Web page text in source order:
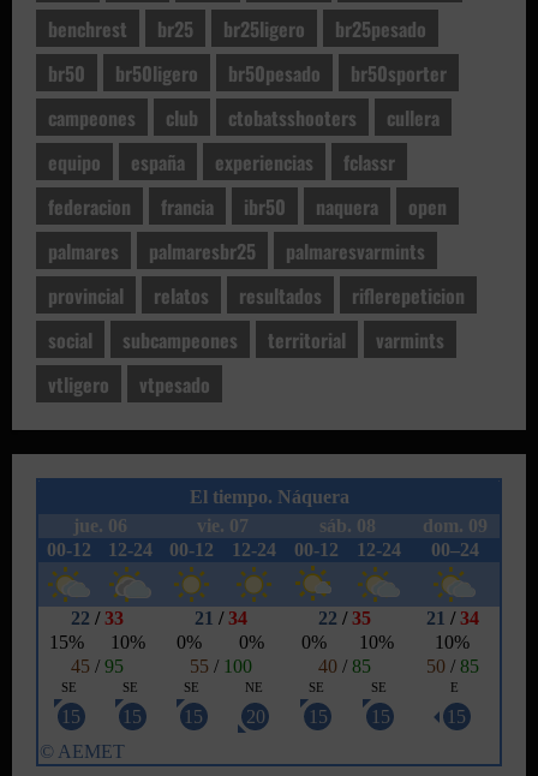
benchrest
br25 br25ligero
br25pesado
br50
br50ligero br50pesado
br50sporter
campeones
club ctobatsshooters
cullera
equipo
españa experiencias
fclassr
federacion
francia ibr50 naquera
open
palmares
palmaresbr25
palmaresvarmints
provincial
relatos resultados
riflerepeticion
social
subcampeones territorial
varmints
vtligero
vtpesado